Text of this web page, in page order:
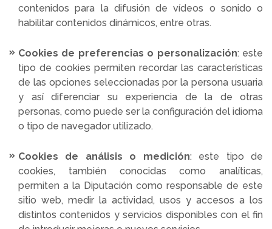
contenidos para la difusión de vídeos o sonido o
habilitar contenidos dinámicos, entre otras.
Cookies de preferencias o personalización: este
tipo de cookies permiten recordar las características
de las opciones seleccionadas por la persona usuaria
y así diferenciar su experiencia de la de otras
personas, como puede ser la configuración del idioma
o tipo de navegador utilizado.
Cookies de análisis o medición: este tipo de
cookies, también conocidas como analíticas,
permiten a la Diputación como responsable de este
sitio web, medir la actividad, usos y accesos a los
distintos contenidos y servicios disponibles con el fin